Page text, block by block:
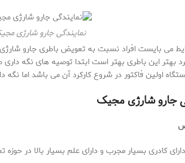
نمایندگی جارو شارژی
می بایست افراد نسبت به تعویض باطری جارو
بهتر این باطری بهتر است ابتدا توصیه های نگه
اولین فاکتور در شروع کارکرد آن می باشد اما نگه
جارو شارژی مجیک
دارای کادری بسیار مجرب و دارای علم بسیار بالا در